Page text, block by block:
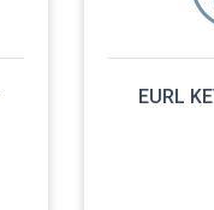
EURL